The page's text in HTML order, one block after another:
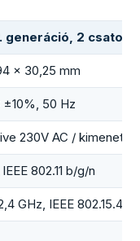
generáció, 2
× 30,25 mm
±10%, 50 Hz
230V AC / kimenet
802.11 b/g/n
GHz, IEEE 802.15.4